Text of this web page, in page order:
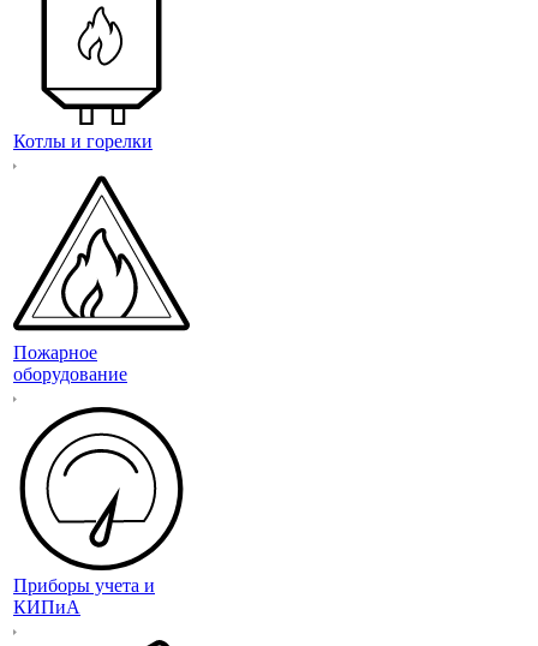
Котлы и горелки
Пожарное
оборудование
Приборы учета и
КИПиА